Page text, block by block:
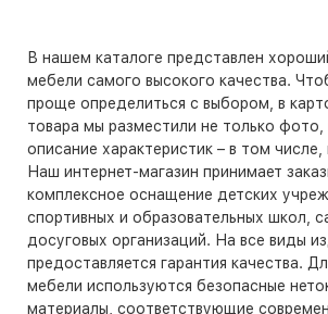
В нашем каталоге представлен
мебели самого высокого качества.
проще определиться с выбором, в
товара мы разместили не только
описание характеристик – в том числе,
Наш интернет-магазин принимает
комплексное оснащение детских
спортивных и образовательных школ,
досуговых организаций. На все виды
предоставляется гарантия качества.
мебели используются безопасные
материалы, соответствующие